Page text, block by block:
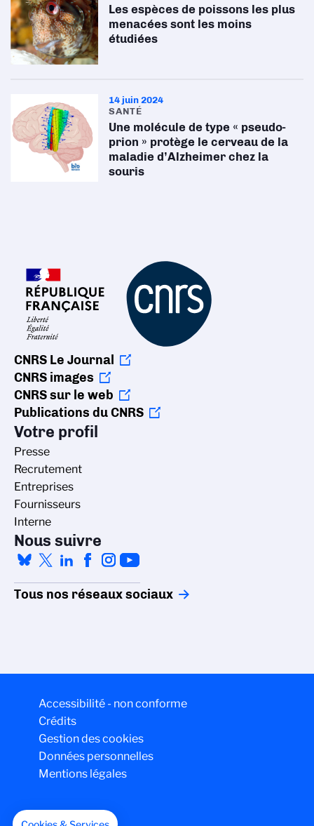
Les espèces de poissons les plus
menacées sont les moins
étudiées
14 juin 2024
SANTÉ
Une molécule de type « pseudo-
prion » protège le cerveau de la
maladie d’Alzheimer chez la
souris
CNRS Le Journal
CNRS images
CNRS sur le web
Publications du CNRS
Votre profil
Presse
Recrutement
Entreprises
Fournisseurs
Interne
Nous suivre
Tous nos réseaux sociaux
Accessibilité - non conforme
Crédits
Gestion des cookies
Données personnelles
Mentions légales